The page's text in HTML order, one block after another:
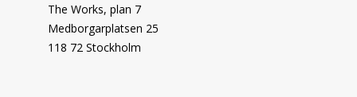
The Works, plan 7
Medborgarplatsen 25
118 72 Stockholm